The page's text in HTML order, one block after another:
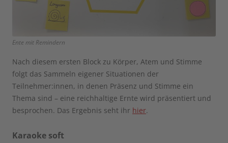
Ente mit Remindern
Nach diesem ersten Block zu Körper, Atem und Stimme
folgt das Sammeln eigener Situationen der
Teilnehmer:innen, in denen Präsenz und Stimme ein
Thema sind – eine reichhaltige Ernte wird präsentiert und
besprochen. Das Ergebnis seht ihr hier.
Karaoke soft